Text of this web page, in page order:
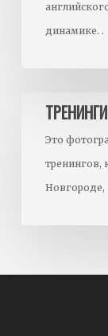
динамике. .
Тренинги
Это
тренингов,
Новгороде,